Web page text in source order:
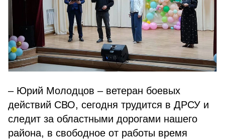
– Юрий Молодцов – ветеран боевых
действий СВО, сегодня трудится в ДРСУ и
следит за областными дорогами нашего
района, в свободное от работы время